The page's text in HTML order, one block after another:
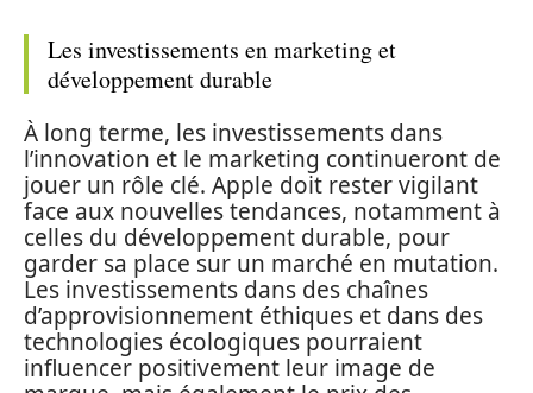
Les investissements en marketing et
développement durable
À long terme, les investissements dans
l’innovation et le marketing continueront de
jouer un rôle clé. Apple doit rester vigilant
face aux nouvelles tendances, notamment à
celles du développement durable, pour
garder sa place sur un marché en mutation.
Les investissements dans des chaînes
d’approvisionnement éthiques et dans des
technologies écologiques pourraient
influencer positivement leur image de